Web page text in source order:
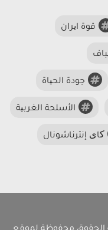
قوة ایران
جودة الحیاة
الأسلحة الغربیة
کای إنترناشونال